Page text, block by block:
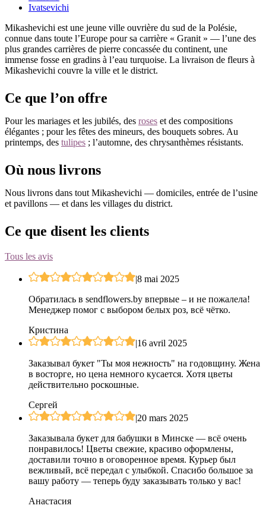
Ivatsevichi
Mikashevichi est une jeune ville ouvrière du sud de la Polésie,
connue dans toute l’Europe pour sa carrière « Granit » — l’une des
plus grandes carrières de pierre concassée du continent, une
immense fosse en gradins à l’eau turquoise. La livraison de fleurs à
Mikashevichi couvre la ville et le district.
Ce que l’on offre
Pour les mariages et les jubilés, des roses et des compositions
élégantes ; pour les fêtes des mineurs, des bouquets sobres. Au
printemps, des tulipes ; l’automne, des chrysanthèmes résistants.
Où nous livrons
Nous livrons dans tout Mikashevichi — domiciles, entrée de l’usine
et pavillons — et dans les villages du district.
Ce que disent les clients
Tous les avis
|8 mai 2025
Обратилась в sendflowers.by впервые – и не пожалела!
Менеджер помог с выбором белых роз, всё чётко.
Кристина
|16 avril 2025
Заказывал букет "Ты моя нежность" на годовщину. Жена
в восторге, но цена немного кусается. Хотя цветы
действительно роскошные.
Сергей
|20 mars 2025
Заказывала букет для бабушки в Минске — всё очень
понравилось! Цветы свежие, красиво оформлены,
доставили точно в оговоренное время. Курьер был
вежливый, всё передал с улыбкой. Спасибо большое за
вашу работу — теперь буду заказывать только у вас!
Анастасия